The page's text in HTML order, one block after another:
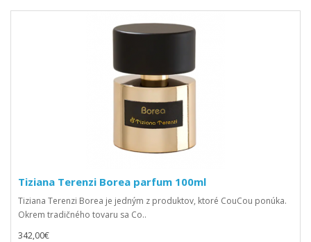
Tiziana Terenzi Borea parfum 100ml
Tiziana Terenzi Borea je jedným z produktov, ktoré CouCou ponúka.
Okrem tradičného tovaru sa Co..
342,00€